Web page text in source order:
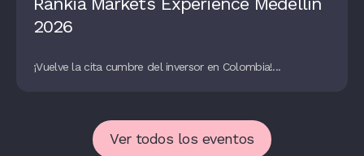
2026
¡Vuelve la cita cumbre del inversor en Colombia!...
Ver todos los eventos